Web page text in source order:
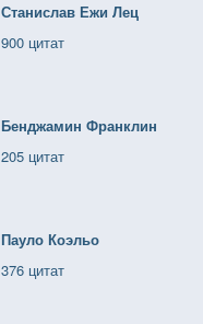
Станислав Ежи Лец
900 цитат
Бенджамин Франклин
205 цитат
Пауло Коэльо
376 цитат